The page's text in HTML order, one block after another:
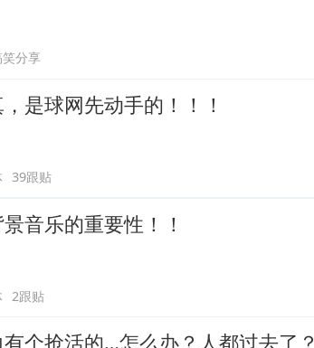
分享
是球网先动手的！！！
39跟贴
音乐的重要性！！
2跟贴
个抢活的…怎么办？人都过去了？